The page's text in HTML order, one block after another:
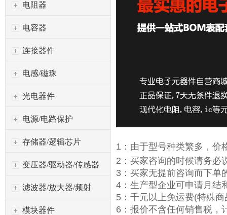
电阻器
电容器
连接器件
电感/磁珠
光电器件
电源/电路保护
存储器/逻辑芯片
变压器/驱动器/传感器
滤波器/放大器/频射
模块器件
1：由于型号种类繁多，价
2：买家咨询的时候请务必
3：买家无提前咨询而下单
4：生产型企业可申请月结
5：千元以上免运费(特殊
6：报价不含任何销售税，